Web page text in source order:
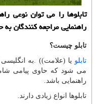
تابلوها را می توان نوعی
راهنمایی مراجعه‌ کنندگان
تابلو چیست؟
تابلو یا (علامت). ( به انگلیسی
می شود که حاوی پیامی
راهنمایی باشد.
تابلوها انواع زیادی دارند.